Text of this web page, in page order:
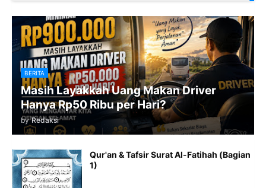
BERITA
Masih Layakkah Uang Makan Driver
Hanya Rp50 Ribu per Hari?
by Redaksi
Qur'an & Tafsir Surat Al-Fatihah (Bagian
1)